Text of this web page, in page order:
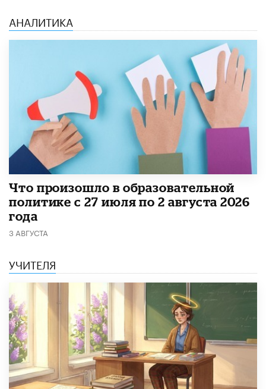
АНАЛИТИКА
​Что произошло в образовательной
политике с 27 июля по 2 августа 2026
года
3 АВГУСТА
УЧИТЕЛЯ